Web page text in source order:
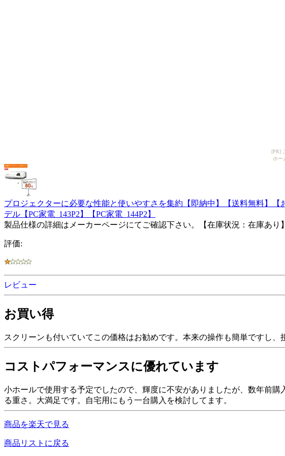
[PR]
ホー
プロジェクターに必要な性能と使いやすさを集約【即納中】【送料無料】【
デル【PC家電_143P2】【PC家電_144P2】
製品仕様の詳細はメーカーページにてご確認下さい。【在庫状況：在庫あり】
評価:
レビュー
お買い得
スクリーンも付いていてこの価格はお勧めです。本来の操作も簡単ですし、
コストパフォーマンスに優れています
小ホールで使用する予定でしたので、輝度に不安がありましたが、数年前
る重さ。大満足です。自宅用にもう一台購入を検討してます。
商品を楽天で見る
商品リストに戻る